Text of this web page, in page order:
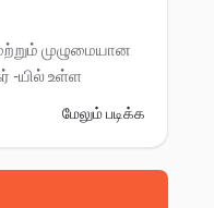
முழுமையான
-யில் உள்ள
மேலும் படிக்க